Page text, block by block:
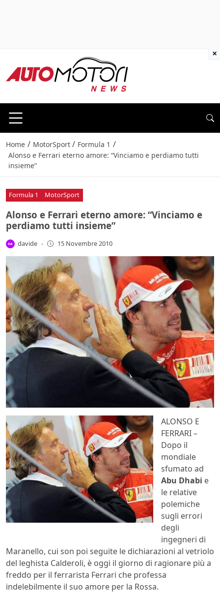
Home / MotorSport / Formula 1 /
Alonso e Ferrari eterno amore: “Vinciamo e perdiamo tutti
insieme”
Formula 1 MotorSport
Alonso e Ferrari eterno amore: “Vinciamo e
perdiamo tutti insieme”
davide - 15 Novembre 2010
ALONSO E
FERRARI –
Dopo il
mondiale
sfumato ad
Abu Dhabi e
le relative
polemiche
sugli errori
degli
ingegneri di
Maranello, cui son poi seguite le dichiarazioni al vetriolo
del leghista Calderoli, è oggi il giorno di ragionare più a
freddo per il ferrarista Ferrari che professa
indelebilmente il suo amore per la Rossa.
×